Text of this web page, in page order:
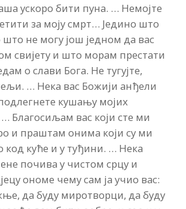
ускоро бити пуна. … Немојте
за моју смрт… Једино што
што не могу још једном да вас
свијету и што морам престати
о слави Бога. Не тугујте,
… Нека вас Божији анђели
кушању мојих
Благосиљам вас који сте ми
и праштам онима који су ми
код куће и у туђини. … Нека
почива у чистом срцу и
ономе чему сам ја учио вас:
да буду миротворци, да буду